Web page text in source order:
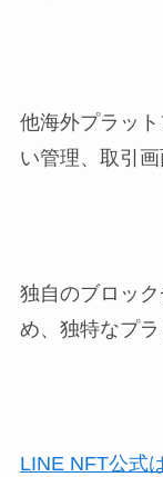
他海外プラッ
い管理、取引画
独自のブロッ
め、独特なプラ
LINE NFT公式